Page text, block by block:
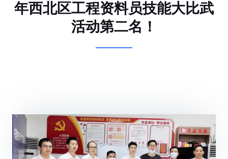
年西北区工程资料员技能大比武
活动第二名！